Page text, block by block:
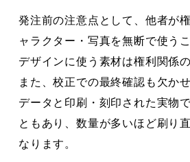
発注前の注意点として、他者が
ャラクター・写真を無断で使う
デザインに使う素材は権利関係
また、校正での最終確認も欠か
データと印刷・刻印された実物
ともあり、数量が多いほど刷り
なります。